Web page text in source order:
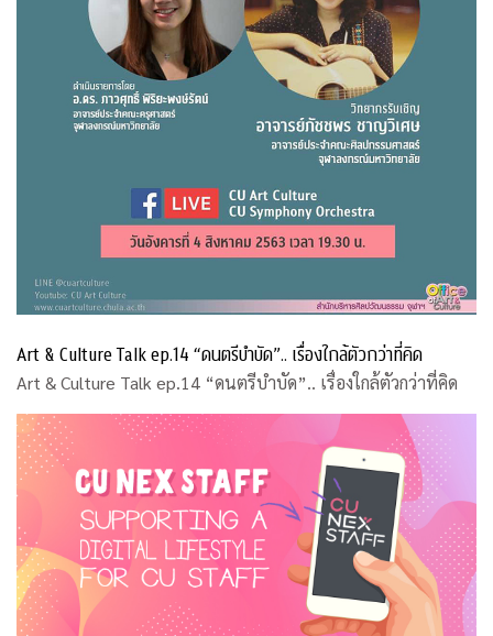
Art & Culture Talk ep.14 “ดนตรีบำบัด”.. เรื่องใกล้ตัวกว่าที่คิด
Art & Culture Talk ep.14 “ดนตรีบำบัด”.. เรื่องใกล้ตัวกว่าที่คิด